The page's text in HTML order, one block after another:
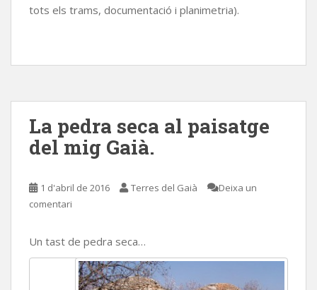
tots els trams, documentació i planimetria).
La pedra seca al paisatge
del mig Gaià.
1 d'abril de 2016 Terres del Gaià
Deixa un
comentari
Un tast de pedra seca…